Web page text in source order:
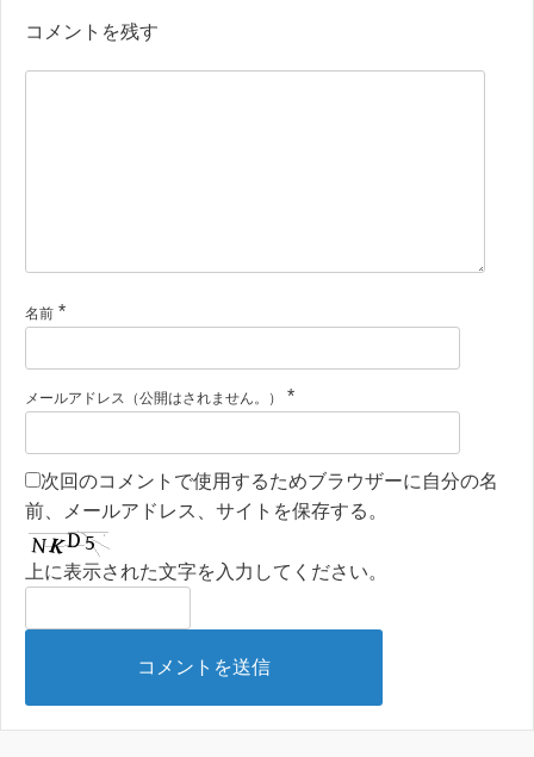
コメントを残す
名前 *
メールアドレス（公開はされません。） *
次回のコメントで使用するためブラウザーに自分の名
前、メールアドレス、サイトを保存する。
上に表示された文字を入力してください。